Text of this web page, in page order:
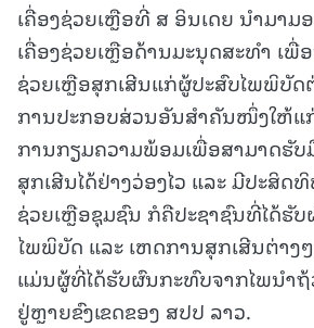
ເຄື່ອງຊ່ວຍເຫຼືອທີ່ ສ ອິນເດຍ ນໍາມາມ
ເຄື່ອງຊ່ວຍເຫຼືອດ້ານມະນຸດສະທໍາ ເພື່ອ
ຊ່ວຍເຫຼືອສຸກເສີນແກ່ຜູ້ປະສົບໄພພິບັດ
ການປະກອບສ່ວນອັນສໍາຄັນໜຶ່ງໃຫ້ແ
ການກຽມຄວາມພ້ອມເພື່ອສາມາດຮັ
ສຸກເສີນໄດ້ຢ່າງວ່ອງໄວ ແລະ ມີປະສິດ
ຊ່ວຍເຫຼືອຊຸມຊົນ ກໍຄືປະຊາຊົນທີ່ໄດ້ຮັ
ໄພພິບັດ ແລະ ເຫດການສຸກເສີນຕ່າງ
ແມ່ນຜູ້ທີ່ໄດ້ຮັບຜົນກະທົບຈາກໄພນໍາ
ຢູ່ຫຼາຍຂົງເຂດຂອງ ສປປ ລາວ.